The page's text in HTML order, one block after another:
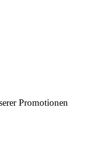
Promotionen